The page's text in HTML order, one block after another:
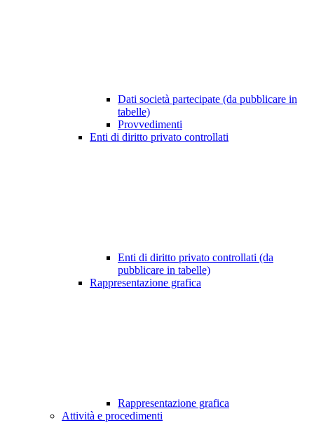
Dati società partecipate (da pubblicare in
tabelle)
Provvedimenti
Enti di diritto privato controllati
Enti di diritto privato controllati (da
pubblicare in tabelle)
Rappresentazione grafica
Rappresentazione grafica
Attività e procedimenti